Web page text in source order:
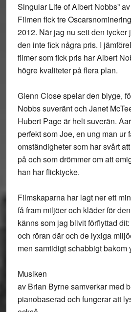
Singular Life of Albert Nobbs”
Filmen fick tre
2012. När jag nu sett den tycker
den inte fick några pris. I
filmer som fick pris har Albert
högre kvaliteter på flera plan.
Glenn Close spelar den blyge,
Nobbs suveränt och Janet
Hubert Page är helt suverän.
perfekt som Joe, en ung man ur
omständigheter som har svårt
på och som drömmer om att
han har flicktycke.
Filmskaparna har lagt ner ett
få fram miljöer och kläder för
känns som jag blivit förflyttad
och röran där och de lyxiga
men samtidigt schabbigt bakom
Musiken
av Brian Byrne samverkar med
pianobaserad och fungerar att